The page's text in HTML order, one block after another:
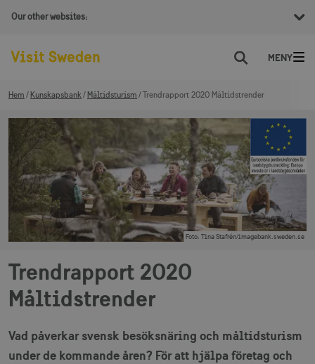
Our other websites:
Sök
Hem Kunskapsbank Måltidsturism Trendrapport 2020 Måltidstrender
Foto: Tina Stafrén/imagebank.sweden.se
Trendrapport 2020
Måltidstrender
Vad påverkar svensk besöksnäring och måltidsturism
under de kommande åren? För att hjälpa företag och